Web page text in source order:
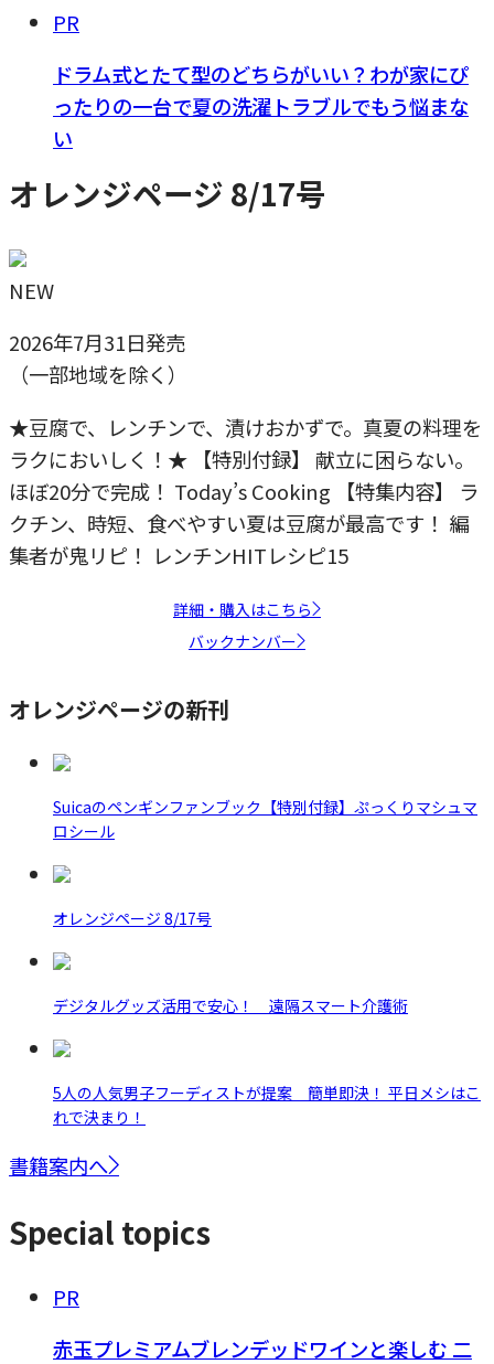
PR
ドラム式とたて型のどちらがいい？わが家にぴ
ったりの一台で夏の洗濯トラブルでもう悩まな
い
オレンジページ 8/17号
NEW
2026年7月31日発売
（一部地域を除く）
★豆腐で、レンチンで、漬けおかずで。真夏の料理を
ラクにおいしく！★ 【特別付録】 献立に困らない。
ほぼ20分で完成！ Today’s Cooking 【特集内容】 ラ
クチン、時短、食べやすい夏は豆腐が最高です！ 編
集者が鬼リピ！ レンチンHITレシピ15
詳細・購入はこちら
バックナンバー
オレンジページの新刊
Suicaのペンギンファンブック【特別付録】ぷっくりマシュマ
ロシール
オレンジページ 8/17号
デジタルグッズ活用で安心！ 遠隔スマート介護術
5人の人気男子フーディストが提案 簡単即決！ 平日メシはこ
れで決まり！
書籍案内へ
Special topics
PR
赤玉プレミアムブレンデッドワインと楽しむ 二